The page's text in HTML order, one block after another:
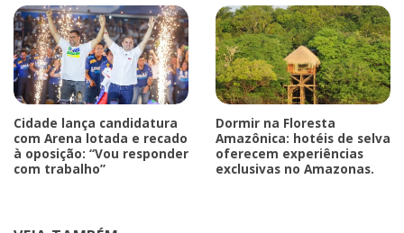
Cidade lança candidatura
com Arena lotada e recado
à oposição: “Vou responder
com trabalho”
Dormir na Floresta
Amazônica: hotéis de selva
oferecem experiências
exclusivas no Amazonas.